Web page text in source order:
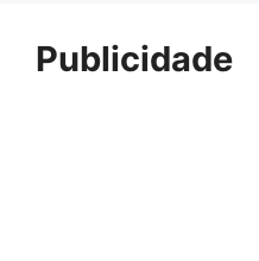
Publicidade